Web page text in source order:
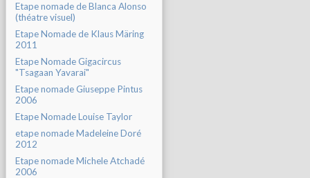
Etape nomade de Blanca Alonso
(théatre visuel)
Etape Nomade de Klaus Märing
2011
Etape Nomade Gigacircus
"Tsagaan Yavarai"
Etape nomade Giuseppe Pintus
2006
Etape Nomade Louise Taylor
etape nomade Madeleine Doré
2012
Etape nomade Michele Atchadé
2006